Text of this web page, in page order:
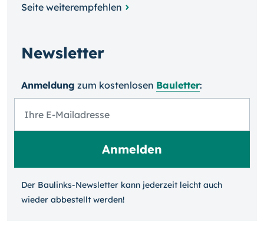
Seite weiterempfehlen
Newsletter
Anmeldung zum kosten­losen Bauletter:
Der Baulinks-Newsletter kann jeder­zeit leicht auch
wieder ab­bestellt werden!